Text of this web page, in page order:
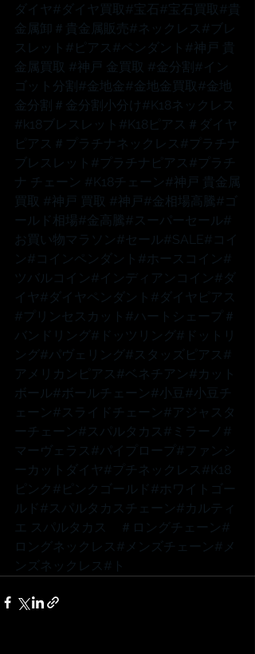
ダイヤ #ダイヤ買取 #宝石 #宝石買取 #貴
金属卸 ＃貴金属販売#ネックレス #ブレ
スレット #ピアス #ペンダント #神戸 貴
金属買取 #神戸 金買取 #金分割 #イン
ゴット分割 #金地金 #金地金買取 #金地
金分割
＃金分割小分け #K18ネックレス
#k18ブレスレット #K18ピアス ＃ダイヤ
ピアス ＃プラチナネックレス #プラチナ
ブレスレット #プラチナピアス #プラチ
ナ
チェーン #K18チェーン #神戸 貴金属
買取 #神戸 買取 #神戸 #金相場高騰 #ゴ
ールド相場 #金高騰 #スーパーセール#
お買い物マラソン #セール#SALE#コイ
ン #コインペンダント #ホースコイン #
ツバルコイン #インディアンコイン #ダ
イヤ #ダイヤペンダント #ダイヤピアス
#プリンセスカット #ハートシェープ ＃
バンドリング #ドッツリング #ドットリ
ング #パヴェリング #スタッズピアス #
アメリカンピアス #ベネチアン #カット
ボール#ボールチェーン #小豆 #小豆チ
ェーン #スライドチェーン #アジャスタ
ーチェーン #スパルタカス #ミラーノ #
マーヴェラス #パイプロープ #ファンシ
ーカットダイヤ #プチネックレス #K18
ピンク #ピンクゴールド #ホワイトゴー
ルド #スパルタカスチェーン #カルティ
エ スパルタカス ＃ロングチェーン #
ロングネックレス #メンズチェーン #メ
ンズネックレス #ト